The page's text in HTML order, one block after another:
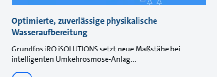
Optimierte, zuverlässige physikalische
Wasseraufbereitung
Grundfos iRO iSOLUTIONS setzt neue Maßstäbe bei
intelligenten Umkehrosmose-Anlag